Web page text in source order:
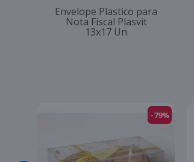
Envelope Plastico para
Nota Fiscal Plasvit
13x17 Un
-79%